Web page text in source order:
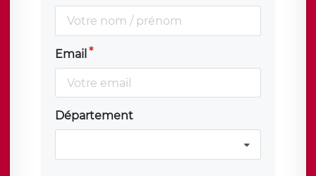
Email
Département